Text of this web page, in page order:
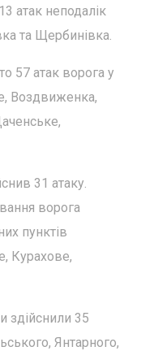
атак неподалік
та Щербинівка.
57 атак ворога у
Воздвиженка,
31 атаку.
ворога
пунктів
Курахове,
здійснили 35
Янтарного,